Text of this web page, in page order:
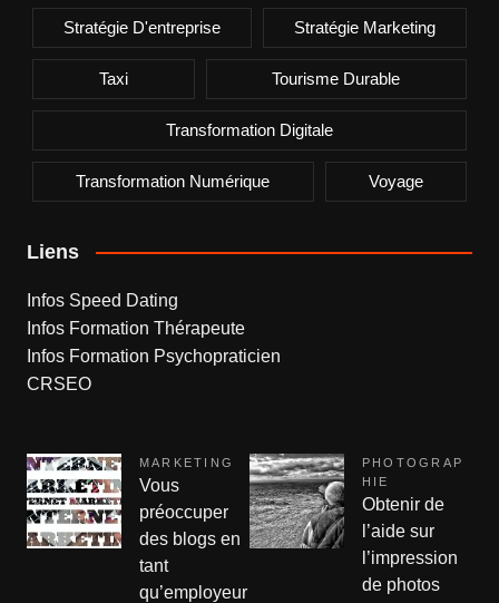
Stratégie D'entreprise Stratégie Marketing
Taxi Tourisme Durable
Transformation Digitale
Transformation Numérique Voyage
Liens
Infos Speed Dating
Infos Formation Thérapeute
Infos Formation Psychopraticien
CRSEO
MARKETING
Vous
préoccuper
des blogs en
tant
qu’employeur
PHOTOGRAP
HIE
Obtenir de
l’aide sur
l’impression
de photos